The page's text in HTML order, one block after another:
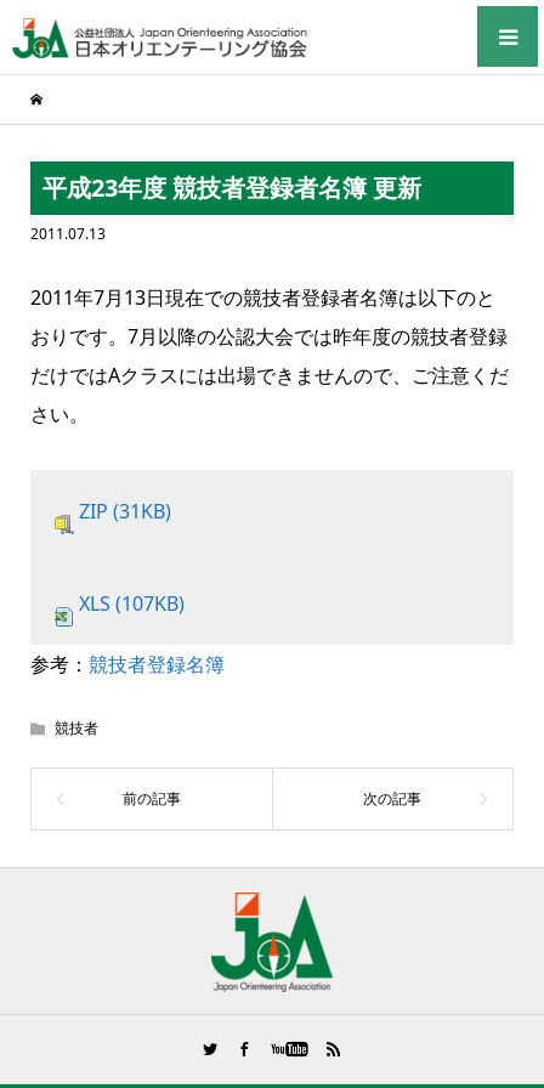
平成23年度 競技者登録者名簿 更新
2011.07.13
2011年7月13日現在での競技者登録者名簿は以下のと
おりです。7月以降の公認大会では昨年度の競技者登録
だけではAクラスには出場できませんので、ご注意くだ
さい。
ZIP (31KB)
XLS (107KB)
参考： 競技者登録名簿
競技者